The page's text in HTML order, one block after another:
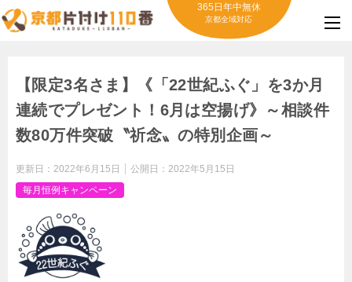
365日年中無休
京都全域対応
【限定3名さま】《「22世紀ふぐ」を3か月
連続でプレゼント！6月は空揚げ》～相談件
数80万件突破〝祈念〟の特別企画～
更新日： 2022年6月15日 公開日： 2022年5月15日
毎月恒例キャンペーン